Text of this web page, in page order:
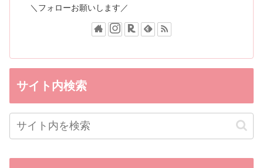
＼フォローお願いします／
サイト内検索